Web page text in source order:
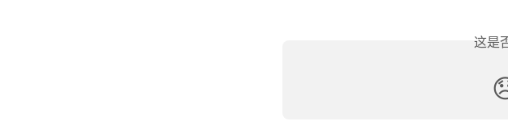
这是